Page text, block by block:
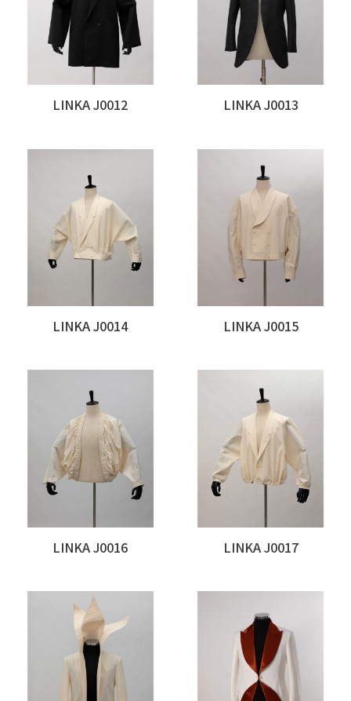
LINKA J0012 LINKA J0013
LINKA J0014 LINKA J0015
LINKA J0016 LINKA J0017